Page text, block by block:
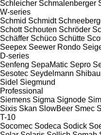
Schleicher Schmalenberger
W-series
Schmid Schmidt
Schott Schouten Schröder
Schäffer Schüco Schütte
Seepex Seewer Rondo
D-series
Senfeng SepaMatic Sepro
Sesotec Seydelmann
Sidel Siegmund
Professional
Siemens Sigma Signode
Sixis Skan SlowBeer Smec
T-10
Socomec Sodeca Sodick